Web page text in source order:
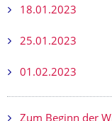
18.01.2023
25.01.2023
01.02.2023